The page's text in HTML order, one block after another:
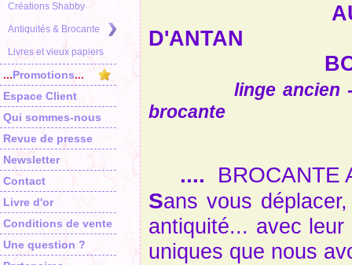
Créations Shabby
Antiquités & Brocante
Livres et vieux papiers
...Promotions...
Espace Client
Qui sommes-nous
Revue de presse
Newsletter
Contact
Livre d'or
Conditions de vente
Une question ?
AU
D'ANTAN
linge ancien
brocante
.... BROCANTE
Sans vous
antiquité... avec
uniques que nous